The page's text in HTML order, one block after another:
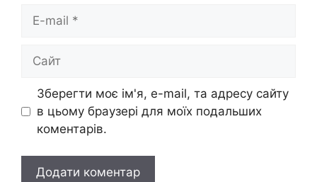
mail
Зберегти моє ім'я, e-mail, та адресу сайту
в цьому браузері для моїх подальших
коментарів.